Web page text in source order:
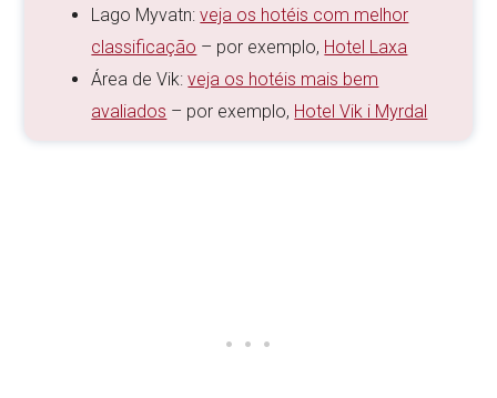
Lago Myvatn:veja os hotéis com melhor
classificação – por exemplo, Hotel Laxa
Área de Vik:veja os hotéis mais bem
avaliados – por exemplo, Hotel Vik i Myrdal